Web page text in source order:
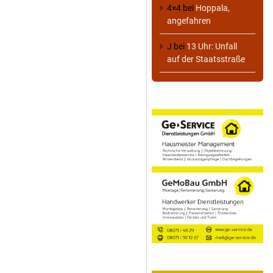
4×4 bei Hoppala,
angefahren
J bei 13 Uhr: Unfall
auf der Staatsstraße